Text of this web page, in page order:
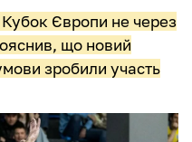
Європи не через
що новий
зробили участь